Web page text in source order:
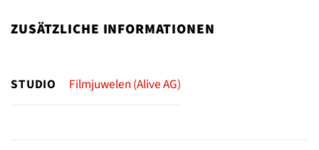
ZUSÄTZLICHE INFORMATIONEN
STUDIO Filmjuwelen (Alive AG)